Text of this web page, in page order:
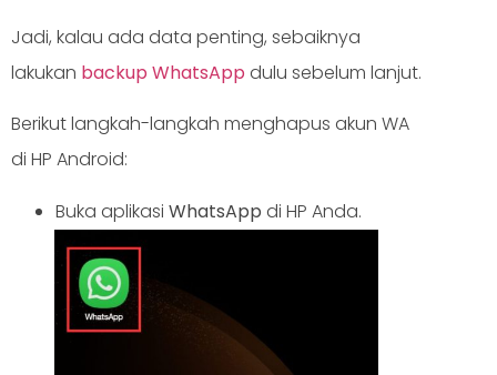
Jadi, kalau ada data penting, sebaiknya
lakukan backup WhatsApp dulu sebelum lanjut.
Berikut langkah-langkah menghapus akun WA
di HP Android:
Buka aplikasi WhatsApp di HP Anda.